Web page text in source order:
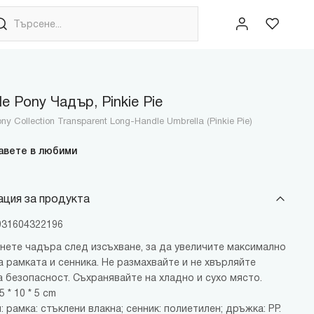
Pony Чадър, Pinkie Pie
Collection Transparent Long-Handle Umbrella (Pinkie Pie)
в любими
за продукта
чадъра след изсъхване, за да увеличите максимално
рамката и сенника. Не размахвайте и не хвърляйте
безопасност. Съхранявайте на хладно и сухо място.
* 10 * 5 cm
рамка: стъклени влакна; сенник: полиетилен; дръжка: PP.